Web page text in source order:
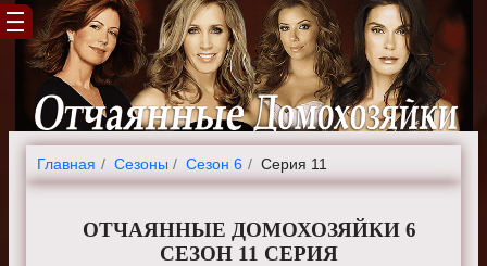
Главная Cезоны Сезон 6 Серия 11
ОТЧАЯННЫЕ ДОМОХОЗЯЙКИ 6
СЕЗОН 11 СЕРИЯ